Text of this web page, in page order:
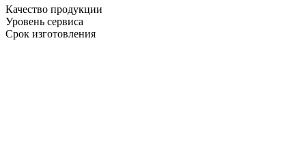
Качество продукции
Уровень сервиса
Срок изготовления